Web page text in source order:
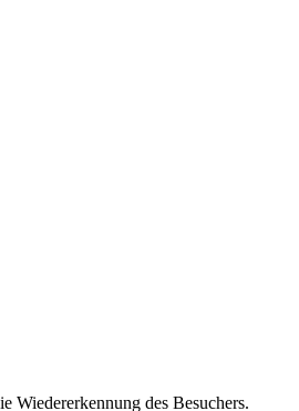
Wiedererkennung des Besuchers.